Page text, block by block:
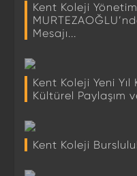
Kent Koleji Yönetim
Mesajı...
Kent Koleji Yeni
Kültürel Paylaşım
Kent Koleji